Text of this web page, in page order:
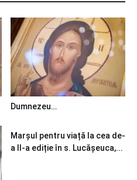
Dumnezeu…
Marșul pentru viață la cea de-
a II-a ediție în s. Lucășeuca,...